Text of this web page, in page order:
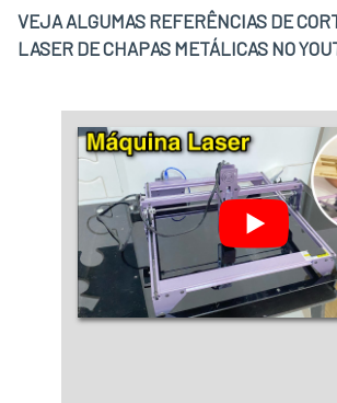
VEJA ALGUMAS REFERÊNCIAS DE
LASER DE CHAPAS METÁLICAS NO